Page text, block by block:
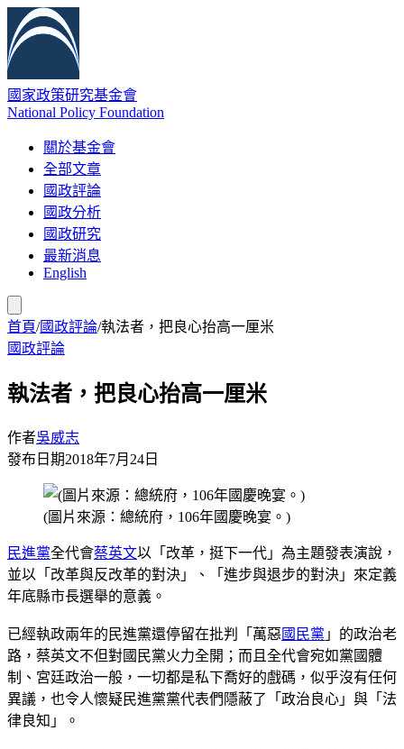
國家政策研究基金會
National Policy Foundation
關於基金會
全部文章
國政評論
國政分析
國政研究
最新消息
English
首頁/國政評論/執法者，把良心抬高一厘米
國政評論
執法者，把良心抬高一厘米
作者吳威志
發布日期2018年7月24日
(圖片來源：總統府，106年國慶晚宴。)
民進黨全代會蔡英文以「改革，挺下一代」為主題發表演說，
並以「改革與反改革的對決」、「進步與退步的對決」來定義
年底縣市長選舉的意義。
已經執政兩年的民進黨還停留在批判「萬惡國民黨 」的政治老
路，蔡英文不但對國民黨火力全開；而且全代會宛如黨國體
制、宮廷政治一般，一切都是私下喬好的戲碼，似乎沒有任何
異議，也令人懷疑民進黨黨代表們隱蔽了「政治良心」與「法
律良知」。